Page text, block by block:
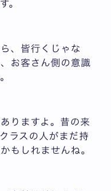
。
、皆行くじゃな
お客さん側の意識
りますよ。昔の来
ラスの人がまだ持
もしれませんね。